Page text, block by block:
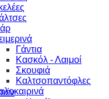
Γάντια
Κασκόλ - Λαιμοί
Σκουφιά
Καλτσοπαντόφλες